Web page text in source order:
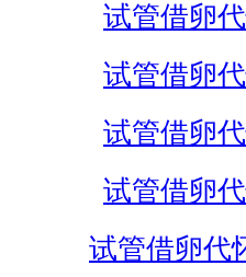
试管借卵
试管借卵
试管借卵
试管借卵
试管借卵代